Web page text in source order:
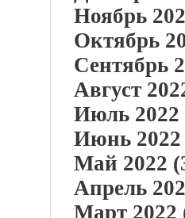
Ноябрь
Октябрь
Сентябрь
Август
Июль 2022
Июнь 2022
Май 2022
Апрель
Март 2022